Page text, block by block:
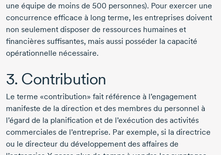
une équipe de moins de 500 personnes). Pour exercer une
concurrence efficace à long terme, les entreprises doivent
non seulement disposer de ressources humaines et
financières suffisantes, mais aussi posséder la capacité
opérationnelle nécessaire.
3. Contribution
Le terme «contribution» fait référence à l’engagement
manifeste de la direction et des membres du personnel à
l’égard de la planification et de l’exécution des activités
commerciales de l’entreprise. Par exemple, si la directrice
ou le directeur du développement des affaires de